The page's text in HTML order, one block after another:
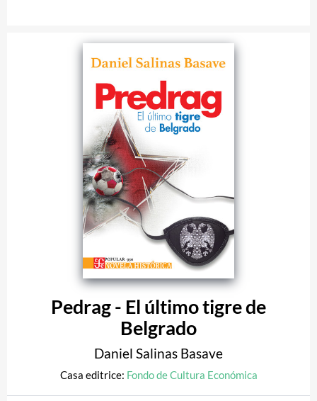
Pedrag - El último tigre de
Belgrado
Daniel Salinas Basave
Casa editrice: Fondo de Cultura Económica